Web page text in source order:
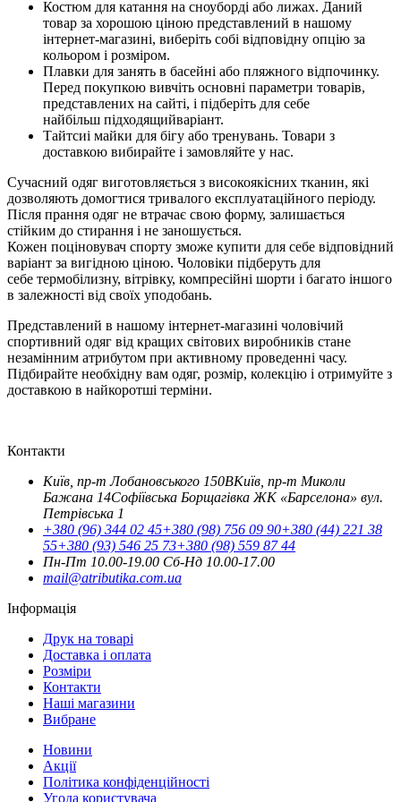
Костюм для катання на сноуборді або лижах. Даний
товар за хорошою ціною представлений в нашому
інтернет-магазині, виберіть собі відповідну опцію за
кольором і розміром.
Плавки для занять в басейні або пляжного відпочинку.
Перед покупкою вивчіть основні параметри товарів,
представлених на сайті, і підберіть для себе
найбільш підходящийваріант.
Тайтсиі майки для бігу або тренувань. Товари з
доставкою вибирайте і замовляйте у нас.
Сучасний одяг виготовляється з високоякісних тканин, які
дозволяють домогтися тривалого експлуатаційного періоду.
Після прання одяг не втрачає свою форму, залишається
стійким до стирання і не заношується.
Кожен поціновувач спорту зможе купити для себе відповідний
варіант за вигідною ціною. Чоловіки підберуть для
себе термобілизну, вітрівку, компресійні шорти і багато іншого
в залежності від своїх уподобань.
Представлений ​​в нашому інтернет-магазині чоловічий
спортивний одяг від кращих світових виробників стане
незамінним атрибутом при активному проведенні часу.
Підбирайте необхідну вам одяг, розмір, колекцію і отримуйте з
доставкою в найкоротші терміни.
Контакти
Київ, пр-т Лобановського 150ВКиїв, пр-т Миколи
Бажана 14Софіївська Борщагівка ЖК «Барселона» вул.
Петрівська 1
+380 (96) 344 02 45+380 (98) 756 09 90+380 (44) 221 38
55+380 (93) 546 25 73+380 (98) 559 87 44
Пн-Пт 10.00-19.00 Cб-Нд 10.00-17.00
mail@atributika.com.ua
Інформація
Друк на товарі
Доставка і оплата
Розміри
Контакти
Наші магазини
Вибране
Новини
Акції
Політика конфіденційності
Угода користувача